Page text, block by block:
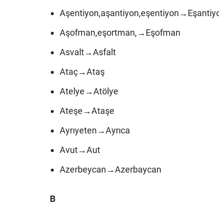
Aşofman,eşortman,→Eşofman
Asvalt→Asfalt
Ataç→Ataş
Atelye→Atölye
Ateşe→Ataşe
Ayrıyeten→Ayrıca
Avut→Aut
Azerbeycan→Azerbaycan
B